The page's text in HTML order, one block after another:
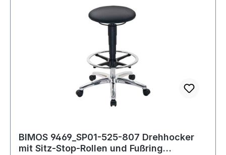
BIMOS 9469_SP01-525-807 Drehhocker
mit Sitz-Stop-Rollen und Fußring